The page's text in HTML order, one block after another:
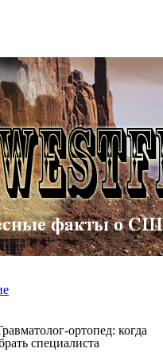
ортопед: когда
специалиста